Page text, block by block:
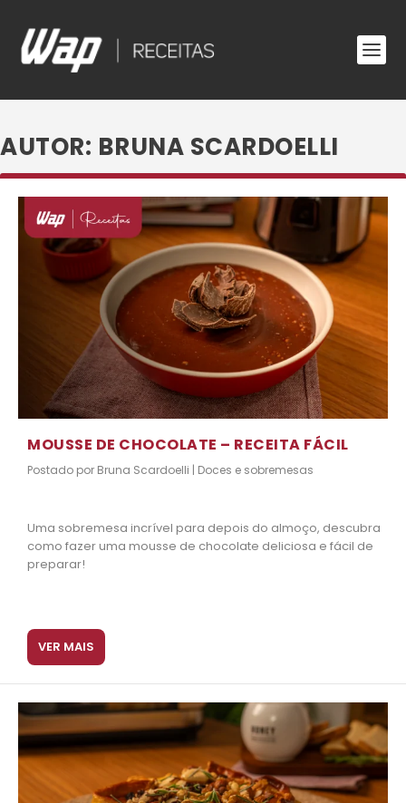
AUTOR: BRUNA SCARDOELLI
MOUSSE DE CHOCOLATE – RECEITA FÁCIL
Postado por Bruna Scardoelli | Doces e sobremesas
Uma sobremesa incrível para depois do almoço, descubra
como fazer uma mousse de chocolate deliciosa e fácil de
preparar!
VER MAIS